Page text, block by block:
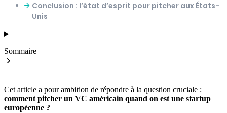
Conclusion : l’état d’esprit pour pitcher aux États-
Unis
Sommaire
Cet article a pour ambition de répondre à la question cruciale :
comment pitcher un VC américain quand on est une startup
européenne ?